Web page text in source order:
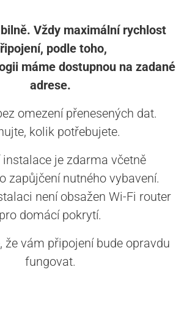
Vždy maximální rychlost
podle toho,
máme dostupnou na zadané
adrese.
omezení přenesených dat.
kolik potřebujete.
instalace je zdarma včetně
zapůjčení nutného vybavení.
není obsažen Wi-Fi router
pro domácí pokrytí.
že vám připojení bude opravdu
fungovat.